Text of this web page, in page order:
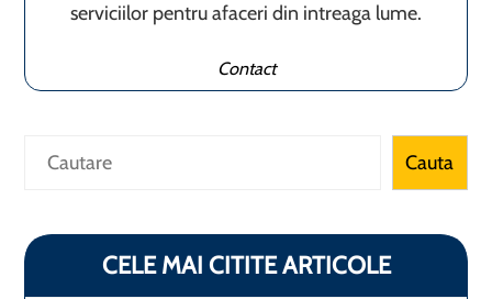
serviciilor pentru afaceri din intreaga lume.
Contact
Caută Cauta
CELE MAI CITITE ARTICOLE